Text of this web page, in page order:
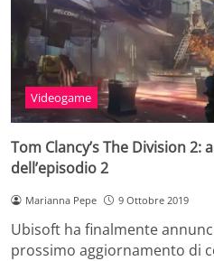
Videogame
Tom Clancy’s The Division
dell’episodio 2
Marianna Pepe 9 Ottobre 2019
Ubisoft ha finalmente
prossimo aggiornamento di